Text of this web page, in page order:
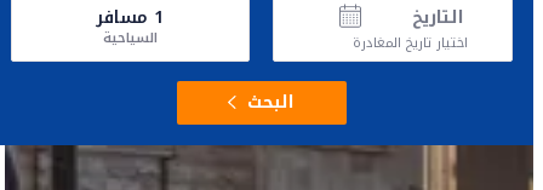
التاريخ
اختيار تاريخ المغادرة
1 مسافر
السياحية
البحث